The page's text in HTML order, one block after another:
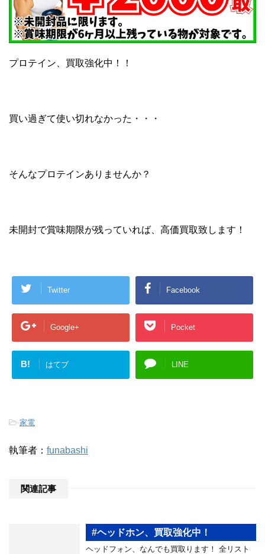
プロテイン、買取強化中！！
買い過ぎて使い切れなかった・・・
そんなプロテインありませんか？
未開封で賞味期限が残っていれば、高価買取致します！
Twitter Facebook
Google+ Pocket
B! はてブ LINE
-家電
執筆者： funabashi
関連記事
#ヘッドホン、買取強化中！
ヘッドフォン、なんでも買取ります！ 全リスト